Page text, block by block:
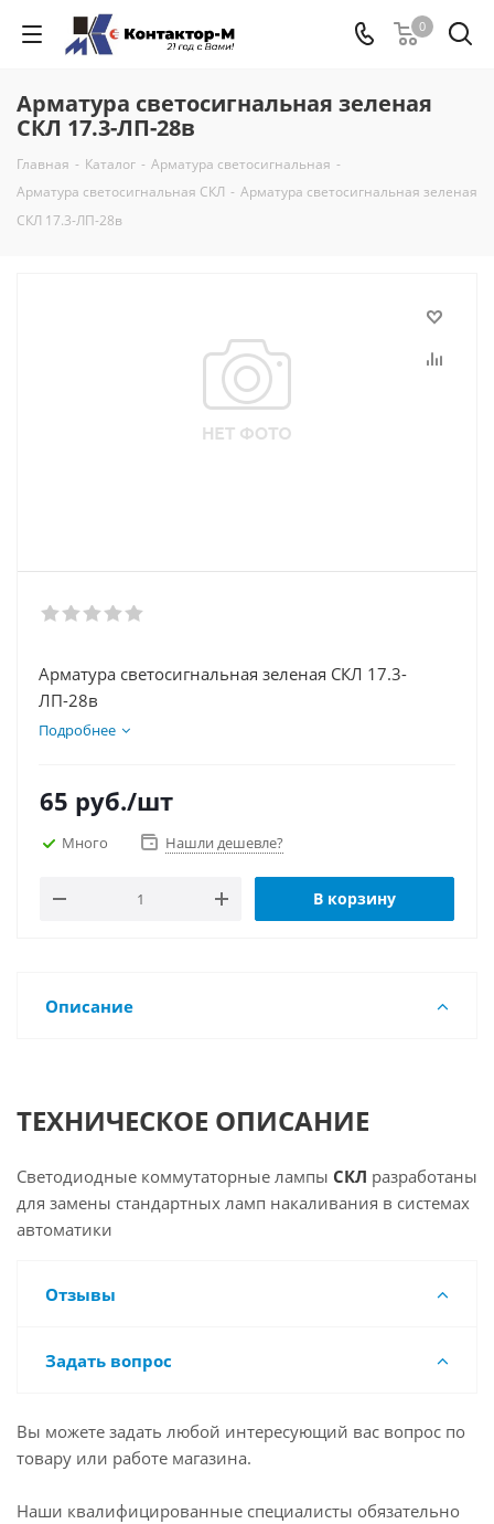
0
Арматура светосигнальная зеленая
СКЛ 17.3-ЛП-28в
Главная - Каталог - Арматура светосигнальная -
Арматура светосигнальная СКЛ - Арматура светосигнальная зеленая
СКЛ 17.3-ЛП-28в
Арматура светосигнальная зеленая СКЛ 17.3-
ЛП-28в
Подробнее
65 руб./шт
Много Нашли дешевле?
В корзину
Описание
ТЕХНИЧЕСКОЕ ОПИСАНИЕ
Светодиодные коммутаторные лампы СКЛ разработаны
для замены стандартных ламп накаливания в системах
автоматики
Отзывы
Задать вопрос
Вы можете задать любой интересующий вас вопрос по
товару или работе магазина.
Наши квалифицированные специалисты обязательно